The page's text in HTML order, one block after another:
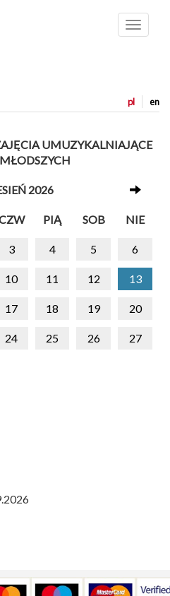
Menu
pl en
UMUZYKALNIAJĄCE
2026
PIĄ SOB NIE
3 4 5 6
10 11 12 13
17 18 19 20
24 25 26 27